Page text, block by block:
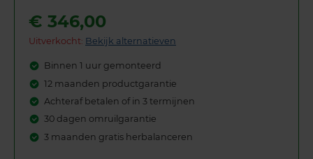
€ 346,00
Uitverkocht: Bekijk alternatieven
Binnen 1 uur gemonteerd
12 maanden productgarantie
Achteraf betalen of in 3 termijnen
30 dagen omruilgarantie
3 maanden gratis herbalanceren